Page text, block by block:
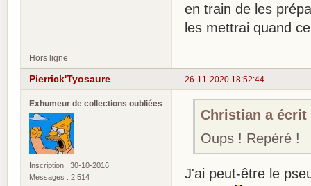
en train de les
les mettrai quand
Hors ligne
26-11-2020 18:52:44
Pierrick'Tyosaure
Exhumeur de collections oubliées
Inscription : 30-10-2016
Messages : 2 514
Christian a écrit
Oups ! Repéré !
J'ai peut-être le